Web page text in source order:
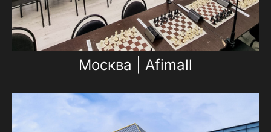
Москва | Afimall